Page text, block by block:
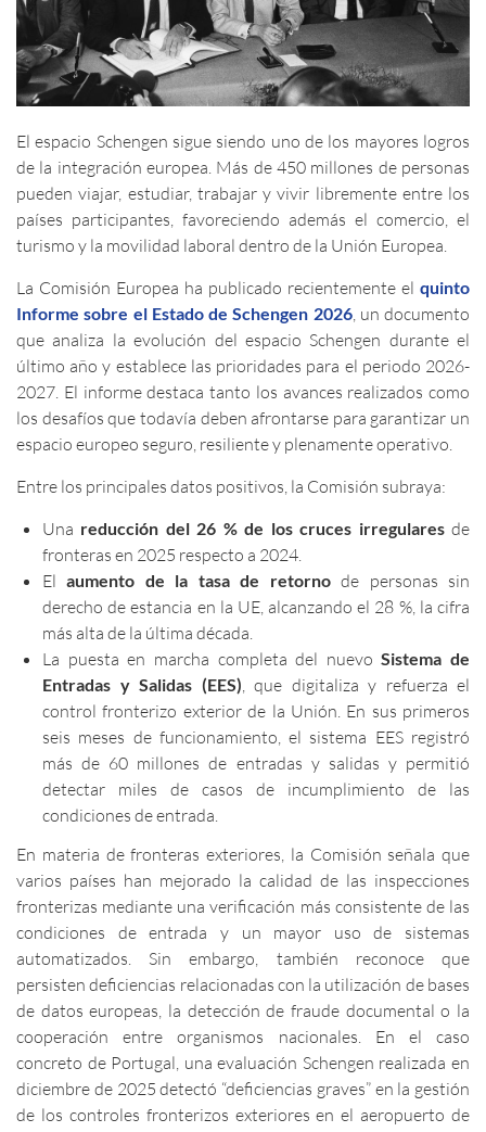
El espacio Schengen sigue siendo uno de los mayores logros
de la integración europea. Más de 450 millones de personas
pueden viajar, estudiar, trabajar y vivir libremente entre los
países participantes, favoreciendo además el comercio, el
turismo y la movilidad laboral dentro de la Unión Europea.
La Comisión Europea ha publicado recientemente el quinto
Informe sobre el Estado de Schengen 2026, un documento
que analiza la evolución del espacio Schengen durante el
último año y establece las prioridades para el periodo 2026-
2027. El informe destaca tanto los avances realizados como
los desafíos que todavía deben afrontarse para garantizar un
espacio europeo seguro, resiliente y plenamente operativo.
Entre los principales datos positivos, la Comisión subraya:
Una reducción del 26 % de los cruces irregularesde
fronteras en 2025 respecto a 2024.
Elaumento de la tasa de retornode personas sin
derecho de estancia en la UE, alcanzando el 28 %, la cifra
más alta de la última década.
La puesta en marcha completa del nuevoSistema de
Entradas y Salidas (EES) , que digitaliza y refuerza el
control fronterizo exterior de la Unión. En sus primeros
seis meses de funcionamiento, el sistema EES registró
más de 60 millones de entradas y salidas y permitió
detectar miles de casos de incumplimiento de las
condiciones de entrada.
En materia de fronteras exteriores, la Comisión señala que
varios países han mejorado la calidad de las inspecciones
fronterizas mediante una verificación más consistente de las
condiciones de entrada y un mayor uso de sistemas
automatizados. Sin embargo, también reconoce que
persisten deficiencias relacionadas con la utilización de bases
de datos europeas, la detección de fraude documental o la
cooperación entre organismos nacionales. En el caso
concreto de Portugal, una evaluación Schengen realizada en
diciembre de 2025 detectó “deficiencias graves” en la gestión
de los controles fronterizos exteriores en el aeropuerto de